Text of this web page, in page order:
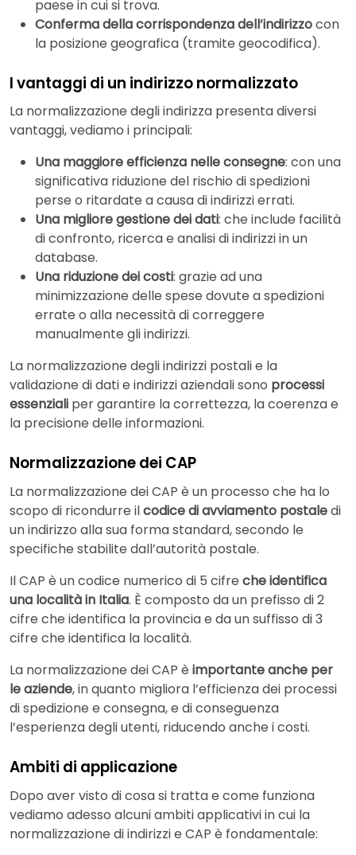
paese in cui si trova.
Conferma della corrispondenza dell’indirizzocon
la posizione geografica (tramite geocodifica).
I vantaggi di un indirizzo normalizzato
La normalizzazione degli indirizza presenta diversi
vantaggi, vediamo i principali:
Una maggiore efficienza nelle consegne: con una
significativa riduzione del rischio di spedizioni
perse o ritardate a causa di indirizzi errati.
Una migliore gestione dei dati: che include facilità
di confronto, ricerca e analisi di indirizzi in un
database.
Una riduzione dei costi: grazie ad una
minimizzazione delle spese dovute a spedizioni
errate o alla necessità di correggere
manualmente gli indirizzi.
La normalizzazione degli indirizzi postali e la
validazione di dati e indirizzi aziendali sono processi
essenziali per garantire la correttezza, la coerenza e
la precisione delle informazioni.
Normalizzazione dei CAP
La normalizzazione dei CAP è un processo che ha lo
scopo di ricondurre ilcodice di avviamento postaledi
un indirizzo alla sua forma standard, secondo le
specifiche stabilite dall’autorità postale.
Il CAP è un codice numerico di 5 cifre che identifica
una località in Italia. È composto da un prefisso di 2
cifre che identifica la provincia e da un suffisso di 3
cifre che identifica la località.
La normalizzazione dei CAP è importante anche per
le aziende, in quanto migliora l’efficienza dei processi
di spedizione e consegna, e di conseguenza
l’esperienza degli utenti, riducendo anche i costi.
Ambiti di applicazione
Dopo aver visto di cosa si tratta e come funziona
vediamo adesso alcuni ambiti applicativi in cui la
normalizzazione di indirizzi e CAP è fondamentale: